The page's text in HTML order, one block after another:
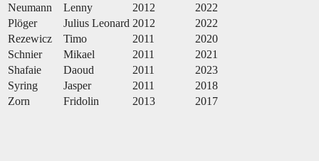
Neumann
Lenny 2012
2022
Plöger
Julius Leonard 2012
2022
Rezewicz
Timo 2011
2020
Schnier
Mikael 2011
2021
Shafaie
Daoud 2011
2023
Syring
Jasper 2011
2018
Zorn
Fridolin 2013 2017